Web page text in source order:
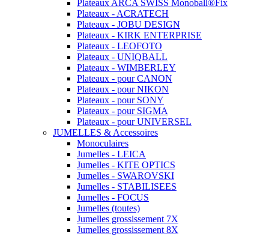
Plateaux ARCA SWISS Monoball®Fix
Plateaux - ACRATECH
Plateaux - JOBU DESIGN
Plateaux - KIRK ENTERPRISE
Plateaux - LEOFOTO
Plateaux - UNIQBALL
Plateaux - WIMBERLEY
Plateaux - pour CANON
Plateaux - pour NIKON
Plateaux - pour SONY
Plateaux - pour SIGMA
Plateaux - pour UNIVERSEL
JUMELLES & Accessoires
Monoculaires
Jumelles - LEICA
Jumelles - KITE OPTICS
Jumelles - SWAROVSKI
Jumelles - STABILISEES
Jumelles - FOCUS
Jumelles (toutes)
Jumelles grossissement 7X
Jumelles grossissement 8X